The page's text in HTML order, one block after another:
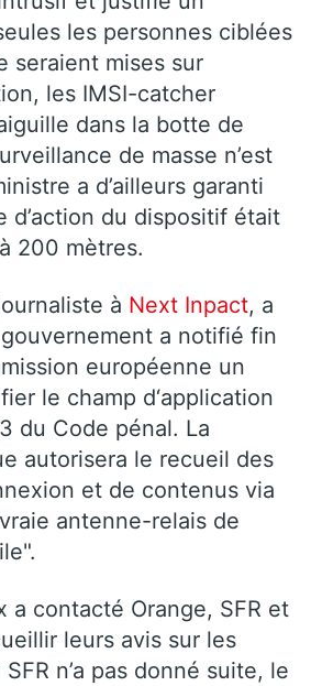
les personnes ciblées
seraient mises sur
les IMSI-catcher
dans la botte de
de masse n’est
a d’ailleurs garanti
d’action du dispositif était
200 mètres.
à Next Inpact, a
a notifié fin
européenne un
le champ d‘application
du Code pénal. La
autorisera le recueil des
et de contenus via
antenne-relais de
a contacté Orange, SFR et
leurs avis sur les
n’a pas donné suite, le